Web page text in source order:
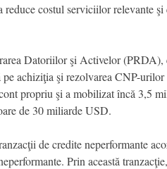
costul serviciilor relevante
Datoriilor şi Activelor
achiziţia şi rezolvarea CNP-
propriu şi a mobilizat încă 3,5
de 30 miliarde USD.
de credite neperformante
Prin această